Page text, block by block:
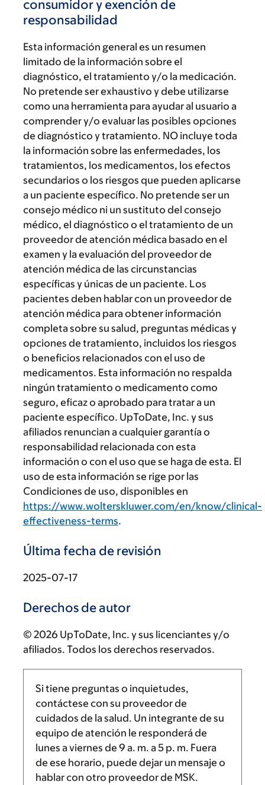
consumidor y exención de
responsabilidad
Esta información general es un resumen
limitado de la información sobre el
diagnóstico, el tratamiento y/o la medicación.
No pretende ser exhaustivo y debe utilizarse
como una herramienta para ayudar al usuario a
comprender y/o evaluar las posibles opciones
de diagnóstico y tratamiento. NO incluye toda
la información sobre las enfermedades, los
tratamientos, los medicamentos, los efectos
secundarios o los riesgos que pueden aplicarse
a un paciente específico. No pretende ser un
consejo médico ni un sustituto del consejo
médico, el diagnóstico o el tratamiento de un
proveedor de atención médica basado en el
examen y la evaluación del proveedor de
atención médica de las circunstancias
específicas y únicas de un paciente. Los
pacientes deben hablar con un proveedor de
atención médica para obtener información
completa sobre su salud, preguntas médicas y
opciones de tratamiento, incluidos los riesgos
o beneficios relacionados con el uso de
medicamentos. Esta información no respalda
ningún tratamiento o medicamento como
seguro, eficaz o aprobado para tratar a un
paciente específico. UpToDate, Inc. y sus
afiliados renuncian a cualquier garantía o
responsabilidad relacionada con esta
información o con el uso que se haga de esta. El
uso de esta información se rige por las
Condiciones de uso, disponibles en
https://www.wolterskluwer.com/en/know/clinical-
effectiveness-terms.
Última fecha de revisión
2025-07-17
Derechos de autor
© 2026 UpToDate, Inc. y sus licenciantes y/o
afiliados. Todos los derechos reservados.
Si tiene preguntas o inquietudes,
contáctese con su proveedor de
cuidados de la salud. Un integrante de su
equipo de atención le responderá de
lunes a viernes de 9 a. m. a5 p. m. Fuera
de ese horario, puede dejar un mensaje o
hablar con otro proveedor de MSK.